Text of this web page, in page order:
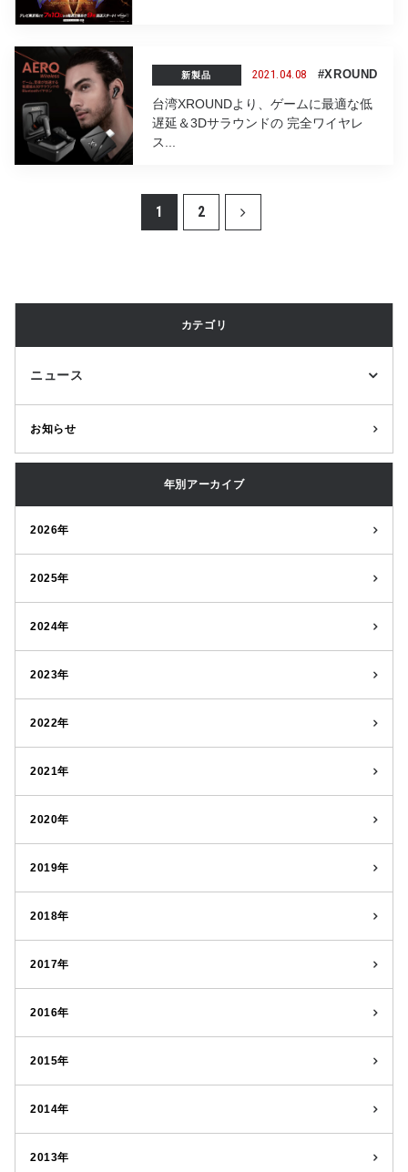
新製品 2021.04.08 #XROUND
台湾XROUNDより、ゲームに最適な低
遅延＆3Dサラウンドの 完全ワイヤレ
ス...
1 2
カテゴリ
ニュース
お知らせ
年別アーカイブ
2026年
2025年
2024年
2023年
2022年
2021年
2020年
2019年
2018年
2017年
2016年
2015年
2014年
2013年